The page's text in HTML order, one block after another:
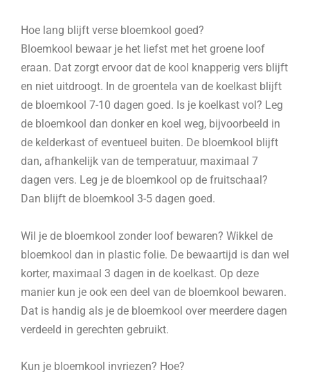
Hoe lang blijft verse bloemkool goed?
Bloemkool bewaar je het liefst met het groene loof
eraan. Dat zorgt ervoor dat de kool knapperig vers blijft
en niet uitdroogt. In de groentela van de koelkast blijft
de bloemkool 7-10 dagen goed. Is je koelkast vol? Leg
de bloemkool dan donker en koel weg, bijvoorbeeld in
de kelderkast of eventueel buiten. De bloemkool blijft
dan, afhankelijk van de temperatuur, maximaal 7
dagen vers. Leg je de bloemkool op de fruitschaal?
Dan blijft de bloemkool 3-5 dagen goed.
Wil je de bloemkool zonder loof bewaren? Wikkel de
bloemkool dan in plastic folie. De bewaartijd is dan wel
korter, maximaal 3 dagen in de koelkast. Op deze
manier kun je ook een deel van de bloemkool bewaren.
Dat is handig als je de bloemkool over meerdere dagen
verdeeld in gerechten gebruikt.
Kun je bloemkool invriezen? Hoe?